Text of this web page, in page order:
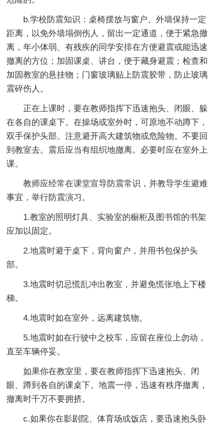
b.学校防震知识：桌椅摆放与窗户、外墙保持一定
距离，以免外墙塌倒伤人，留出一定通道，便于紧急撤
离，年小体弱、有残疾的同学安排在方便避震或能迅速
撤离的方位；加固课桌、讲台，便于藏身避震；检查和
加固教室的悬挂物；门窗玻璃贴上防震胶带，防止玻璃
震碎伤人。
正在上课时，要在教师指挥下迅速抱头、闭眼、躲
在各自的课桌下。在操场或室外时，可原地不动蹲下，
双手保护头部。注意避开高大建筑物或危险物。不要回
到教室去。震后应当有组织地撤离。必要时应在室外上
课。
教师应经常在课堂宣导防震常识，并教导学生避难
事宜，举行防震演习。
1.教室的照明灯具、实验室的橱柜及图书馆的书架
应加以固定。
2.地震时避于桌下，背向窗户，并用书包保护头
部。
3.地震时切忌慌乱冲出教室，并避免慌张地上下楼
梯。
4.地震时如在室外，远离建筑物。
5.地震时如在行驶中之校车，应留在座位上勿动，
直至车辆停妥。
如果你在教室里，要在教师指挥下迅速抱头、闭
眼、蹲到各自的课桌下。地震一停，迅速有秩序撤离，
撤离时千万不要拥挤。
c.如果你在影剧院、体育场或饭店，要迅速抱头卧